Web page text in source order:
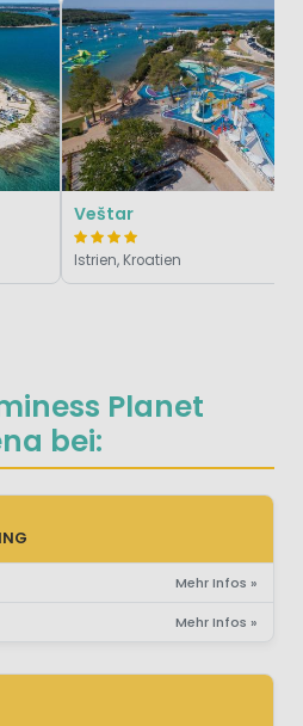
Planet
bei:
Mehr Infos »
Mehr Infos »
Veštar
Istrien, Kroatien